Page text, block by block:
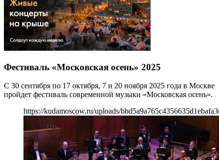
Фестиваль «Московская осень» 2025
С 30 сентября по 17 октября, 7 и 20 ноября 2025 года в Москве
пройдет фестиваль современной музыки «Московская осень».
https://kudamoscow.ru/uploads/